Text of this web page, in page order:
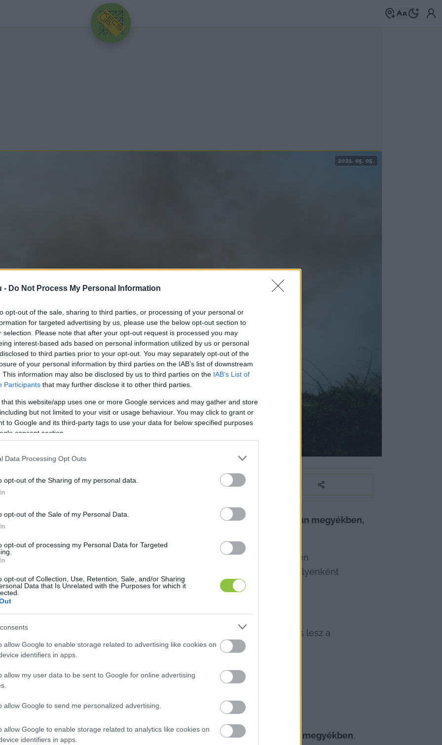
- Do Not Process My Personal Information
opt-out of the sale, sharing to third parties, or processing of your personal or
for targeted advertising by us, please use the below opt-out section to
selection. Please note that after your opt-out request is processed you may
interest-based ads based on personal information utilized by us or personal
to third parties prior to your opt-out. You may separately opt-out of the
of your personal information by third parties on the IAB’s list of downstream
This information may also be disclosed by us to third parties on the IAB’s List of
Participants that may further disclose it to other third parties.
that this website/app uses one or more Google services and may gather and store
but not limited to your visit or usage behaviour. You may click to grant or
to Google and its third-party tags to use your data for below specified purposes
consent section.
Data Processing Opt Outs
opt-out of the Sharing of my personal data.
opt-out of the Sale of my Personal Data.
opt-out of processing my Personal Data for Targeted
opt-out of Collection, Use, Retention, Sale, and/or Sharing
Data that Is Unrelated with the Purposes for which it
allow Google to enable storage related to advertising like cookies on
identifiers in apps.
allow my user data to be sent to Google for online advertising
allow Google to send me personalized advertising.
allow Google to enable storage related to analytics like cookies on
identifiers in apps.
HIRDETÉS
2021. 05. 05.
hidegfront
1perc
Sopron, Komárom-Esztergom, Veszprém, Fejér, Pest és Bács-Kiskun megyékben,
van a legnagyobb esélye a porviharok kialakulásának is.
át az ország felett ma a késő délutáni órákban. A front érkeztét hirtelen
90 km/h feletti erősségű széllökések, és gyors lehűlés fogja jelezni. Helyenként
éri el az országot egy hidegfront, de már napközben is erős lesz a
kialakulhat.
Sopron, Komárom-Esztergom, Veszprém, Fejér, Pest és Bács-Kiskun megyékben,